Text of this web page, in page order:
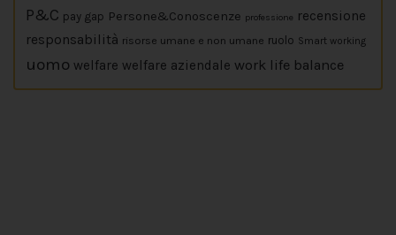
P&C pay gap Persone&Conoscenze professione recensione
responsabilità risorse umane e non umane ruolo Smart working
uomo welfare welfare aziendale work life balance